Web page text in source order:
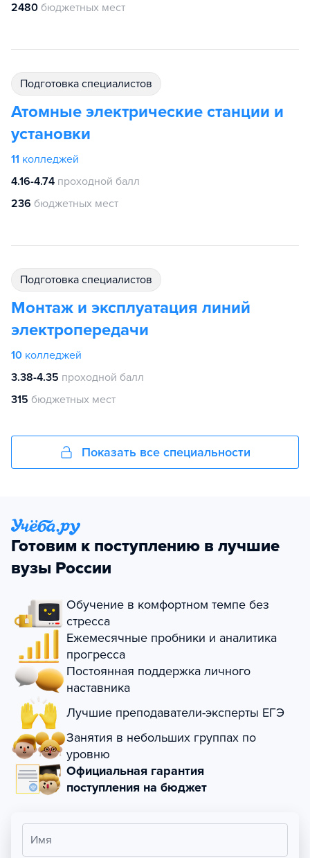
2480 бюджетных мест
подготовка специалистов
Атомные электрические станции и
установки
11 колледжей
4.16-4.74 проходной балл
236 бюджетных мест
подготовка специалистов
Монтаж и эксплуатация линий
электропередачи
10 колледжей
3.38-4.35 проходной балл
315 бюджетных мест
Показать все специальности
Готовим к поступлению в лучшие
вузы России
Обучение в комфортном темпе без
стресса
Ежемесячные пробники и аналитика
прогресса
Постоянная поддержка личного
наставника
Лучшие преподаватели-эксперты ЕГЭ
Занятия в небольших группах по
уровню
Официальная гарантия
поступления на бюджет
Имя